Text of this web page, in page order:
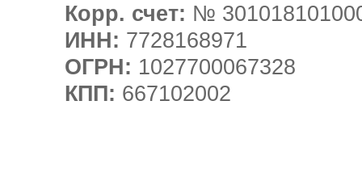
Корр. счет: №
ИНН: 7728168971
ОГРН: 1027700067328
КПП: 667102002